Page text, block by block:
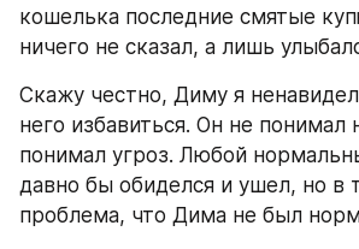
кошелька последние смятые
ничего не сказал, а лишь
Скажу честно, Диму я
него избавиться. Он не понимал
понимал угроз. Любой
давно бы обиделся и ушел, но в
проблема, что Дима не был